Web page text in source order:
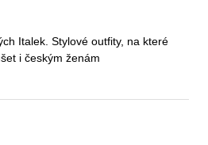
Italek. Stylové outfity, na které
i českým ženám